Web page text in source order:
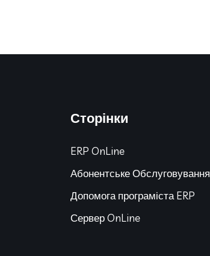
Сторінки
ERP OnLine
Абонентське Обслуговування
Допомога програміста ERP
Сервер OnLine